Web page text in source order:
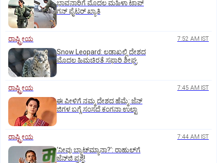
ಭಾವನಾರಿಗೆ ಮೊದಲ ಮಹಿಳಾ ಟಾಪ್‌
ಗನ್‌ ಫೈಟರ್‌ ಖ್ಯಾತಿ
ರಾಷ್ಟ್ರೀಯ 7:52 AM IST
Snow Leopard: ಲಡಾಖಲ್ಲಿ ದೇಶದ
ಮೊದಲ ಹಿಮಚಿರತೆ ಸಫಾರಿ ಶೀಘ್ರ
ರಾಷ್ಟ್ರೀಯ 7:45 AM IST
ಈ ಪೀಳಿಗೆ ನಮ್ಮ ದೇಶದ ಹೆಮ್ಮೆ: ಜೆನ್‌
ಜಿಗಳ ಬಗ್ಗೆ ಸಂಸದೆ ಕಂಗನಾ ಉಲ್ಟಾ
ರಾಷ್ಟ್ರೀಯ 7:44 AM IST
‘ನೀವು ಬ್ಯಾಟ್‌ಮ್ಯಾನಾ?’: ರಾಹುಲ್‌ಗೆ
ಜೆನ್‌ಜಿ ಪ್ರಶ್ನೆ!